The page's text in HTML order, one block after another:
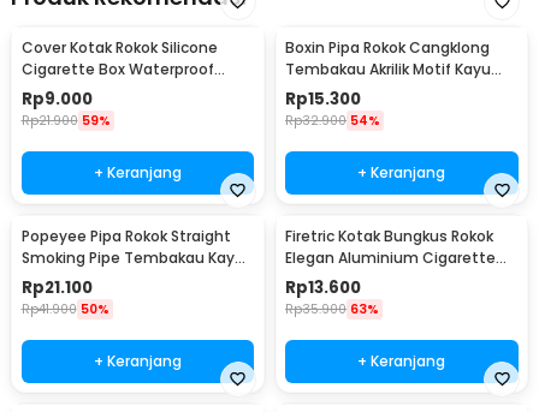
Cover Kotak Rokok Silicone
Cigarette Box Waterproof
Keep Calm - JD-SH100
Rp9.000
Rp21.900 59%
+ Keranjang
Boxin Pipa Rokok Cangklong
Tembakau Akrilik Motif Kayu
Tobacco Pipes - ZF808
Rp15.300
Rp32.900 54%
+ Keranjang
Popeyee Pipa Rokok Straight
Smoking Pipe Tembakau Kayu
Mahoni - WD-051
Rp21.100
Rp41.900 50%
+ Keranjang
Firetric Kotak Bungkus Rokok
Elegan Aluminium Cigarette
Case - JD-EH006
Rp13.600
Rp35.900 63%
+ Keranjang